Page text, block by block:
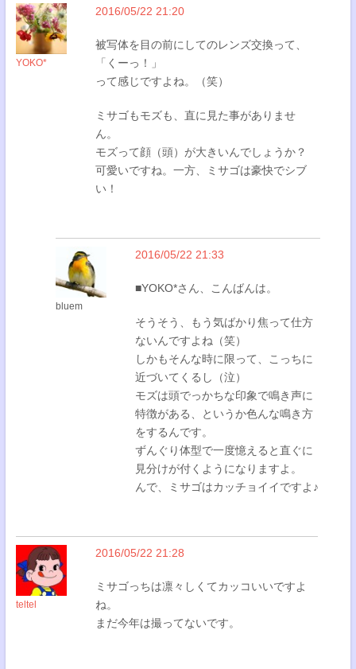
YOKO*
2016/05/22 21:20
被写体を目の前にしてのレンズ交換って、
「くーっ！」
って感じですよね。（笑）
ミサゴもモズも、直に見た事がありませ
ん。
モズって顔（頭）が大きいんでしょうか？
可愛いですね。一方、ミサゴは豪快でシブ
い！
bluem
2016/05/22 21:33
■YOKO*さん、こんばんは。
そうそう、もう気ばかり焦って仕方
ないんですよね（笑）
しかもそんな時に限って、こっちに
近づいてくるし（泣）
モズは頭でっかちな印象で鳴き声に
特徴がある、というか色んな鳴き方
をするんです。
ずんぐり体型で一度憶えると直ぐに
見分けが付くようになりますよ。
んで、ミサゴはカッチョイイですよ♪
teltel
2016/05/22 21:28
ミサゴっちは凛々しくてカッコいいですよ
ね。
まだ今年は撮ってないです。